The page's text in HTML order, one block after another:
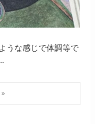
うな感じで体調等で